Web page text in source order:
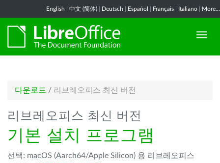
English 中文 (简体) Deutsch Español Français Italiano More...
다운로드 / 리브레오피스 최신 버전
리브레오피스 최신 버전
기본 설치 프로그램
선택: macOS (Aarch64/Apple Silicon) 용 리브레오피스